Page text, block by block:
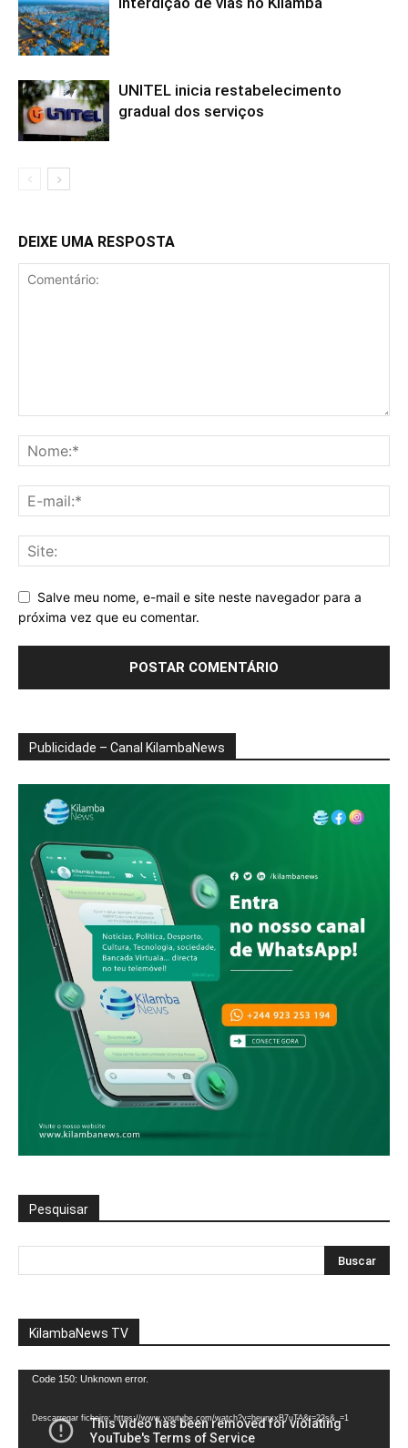
UNITEL inicia restabelecimento
gradual dos serviços
DEIXE UMA RESPOSTA
Salve meu nome, e-mail e site neste navegador para a
próxima vez que eu comentar.
Publicidade – Canal KilambaNews
Pesquisar
KilambaNews TV
Reprodutor
vídeo
Code 150: Unknown error.
Descarregar ficheiro: https://www.youtube.com/watch?v=heunxxB7uTA&t=22s&_=1